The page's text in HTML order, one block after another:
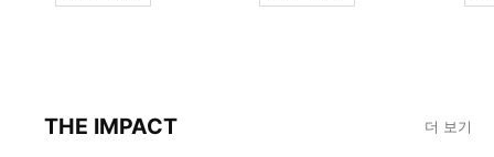
THE IMPACT 더 보기